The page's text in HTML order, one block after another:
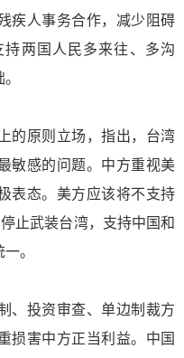
疾人事务合作，减少阻碍
两国人民多来往、多沟
原则立场，指出，台湾
敏感的问题。中方重视美
表态。美方应该将不支持
止武装台湾，支持中国和
。
投资审查、单边制裁方
损害中方正当利益。中国